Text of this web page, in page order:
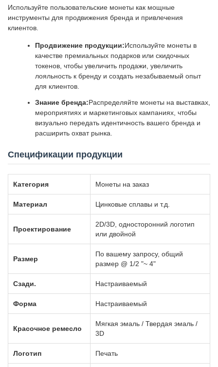
Используйте пользовательские монеты как мощные
инструменты для продвижения бренда и привлечения
клиентов.
Продвижение продукции:Используйте монеты в
качестве премиальных подарков или скидочных
токенов, чтобы увеличить продажи, увеличить
лояльность к бренду и создать незабываемый опыт
для клиентов.
Знание бренда:Распределяйте монеты на выставках,
мероприятиях и маркетинговых кампаниях, чтобы
визуально передать идентичность вашего бренда и
расширить охват рынка.
Спецификации продукции
Категория Монеты на заказ
Материал Цинковые сплавы и т.д.
Проектирование
2D/3D, односторонний логотип
или двойной
Размер
По вашему запросу, общий
размер @ 1/2 "~ 4"
Сзади. Настраиваемый
Форма Настраиваемый
Красочное ремесло
Мягкая эмаль / Твердая эмаль /
3D
Логотип Печать